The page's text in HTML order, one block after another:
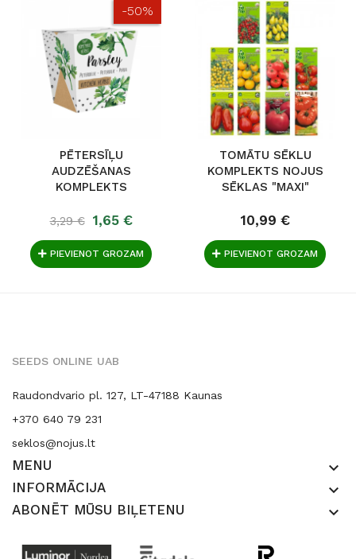
-50%
PĒTERSĪĻU
AUDZĒŠANAS
KOMPLEKTS
3,29 € 1,65 €
PIEVIENOT GROZAM
TOMĀTU SĒKLU
KOMPLEKTS NOJUS
SĒKLAS "MAXI"
10,99 €
PIEVIENOT GROZAM
SEEDS ONLINE UAB
Raudondvario pl. 127, LT-47188 Kaunas
+370 640 79 231
seklos@nojus.lt
MENU keyboard_arrow_down
INFORMĀCIJA keyboard_arrow_down
ABONĒT MŪSU BIĻETENU keyboard_arrow_down